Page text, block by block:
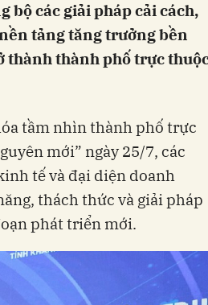
bộ các giải pháp cải cách,
tảng tăng trưởng bền
thành thành phố trực
tầm nhìn thành phố trực
mới” ngày 25/7, các
tế và đại diện doanh
thách thức và giải pháp
phát triển mới.